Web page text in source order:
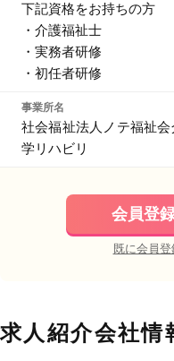
下記資格をお持ちの方
・介護福祉士
・実務者研修
・初任者研修
事業所名
社会福祉法人ノテ福祉
学リハビリ
会員登
既に会員
求人紹介会社情